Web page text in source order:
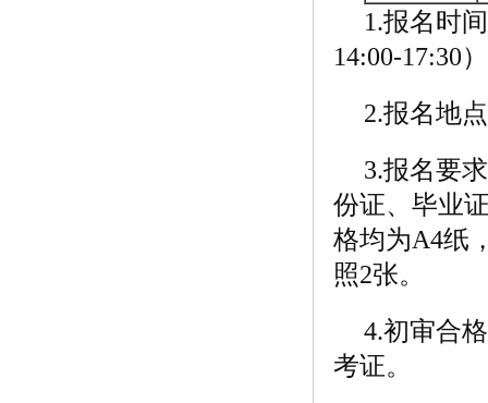
1.报名时
14:00-17:30
2.报名地
3.报名要
份证、毕业
格均为A4纸
照2张。
4.初审合
考证。